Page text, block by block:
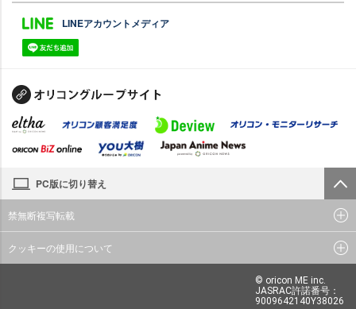
LINEアカウントメディア
PC版に切り替え
禁無断複写転載
クッキーの使用について
© oricon ME inc.
JASRAC許諾番号：
9009642140Y38026